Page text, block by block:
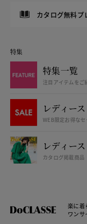
カタログ無料プ
特集
特集一覧
注目アイテムをご
レディー
WEB限定お得なセ
レディー
カタログ掲載商品
楽に着
ワンサ